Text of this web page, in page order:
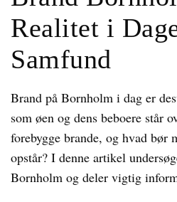
Realitet i
Samfund
Brand på Bornholm i dag er
som øen og dens beboere står
forebygge brande, og hvad bør
opstår? I denne artikel
Bornholm og deler vigtig